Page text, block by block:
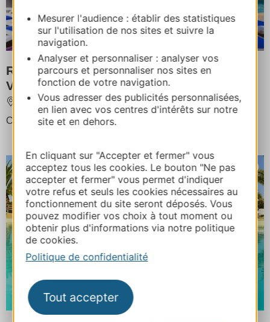
Mesurer l'audience : établir des statistiques
sur l'utilisation de nos sites et suivre la
navigation.
Analyser et personnaliser : analyser vos
parcours et personnaliser nos sites en
fonction de votre navigation.
Vous adresser des publicités personnalisées,
en lien avec vos centres d'intérêts sur notre
site et en dehors.
En cliquant sur "Accepter et fermer" vous
acceptez tous les cookies. Le bouton "Ne pas
accepter et fermer" vous permet d'indiquer
votre refus et seuls les cookies nécessaires au
fonctionnement du site seront déposés. Vous
pouvez modifier vos choix à tout moment ou
obtenir plus d'informations via notre politique
de cookies.
Politique de confidentialité
Tout accepter
RESIDENCE LE LOTUS BLANC - ODALYS
VACANCES
LE BARCARES
Capacité d'hébergement : 543 personnes